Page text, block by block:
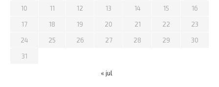
10 11 12 13 14 15 16
17 18 19 20 21 22 23
24 25 26 27 28 29 30
31
« jul